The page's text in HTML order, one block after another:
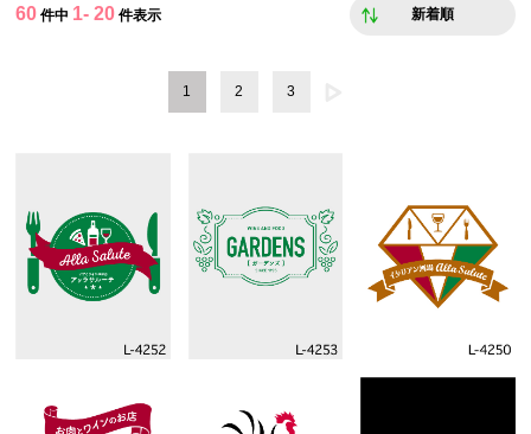
60 件中 1- 20 件表示 新着順
1 2 3